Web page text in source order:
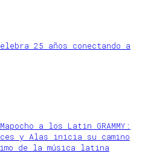
25 años conectando a
a los Latin GRAMMY:
y Alas inicia su camino
de la música latina